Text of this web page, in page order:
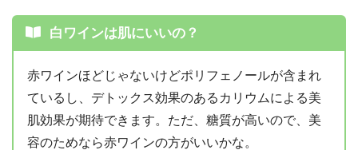
白ワインは肌にいいの？
赤ワインほどじゃないけどポリフェノールが含まれ
ているし、デトックス効果のあるカリウムによる美
肌効果が期待できます。ただ、糖質が高いので、美
容のためなら赤ワインの方がいいかな。